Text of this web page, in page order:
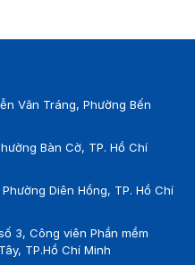
Văn Tráng, Phường Bến
Bàn Cờ, TP. Hồ Chí
Diên Hồng, TP. Hồ Chí
3, Công viên Phần mềm
TP.Hồ Chí Minh